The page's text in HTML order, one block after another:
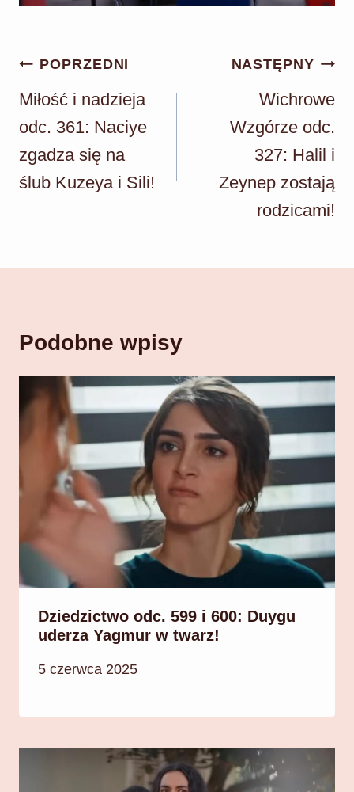
Nawigacja
wpisu
POPRZEDNI
Miłość i nadzieja
odc. 361: Naciye
zgadza się na
ślub Kuzeya i Sili!
NASTĘPNY
Wichrowe
Wzgórze odc.
327: Halil i
Zeynep zostają
rodzicami!
Podobne wpisy
Dziedzictwo odc. 599 i 600: Duygu
uderza Yagmur w twarz!
5 czerwca 2025